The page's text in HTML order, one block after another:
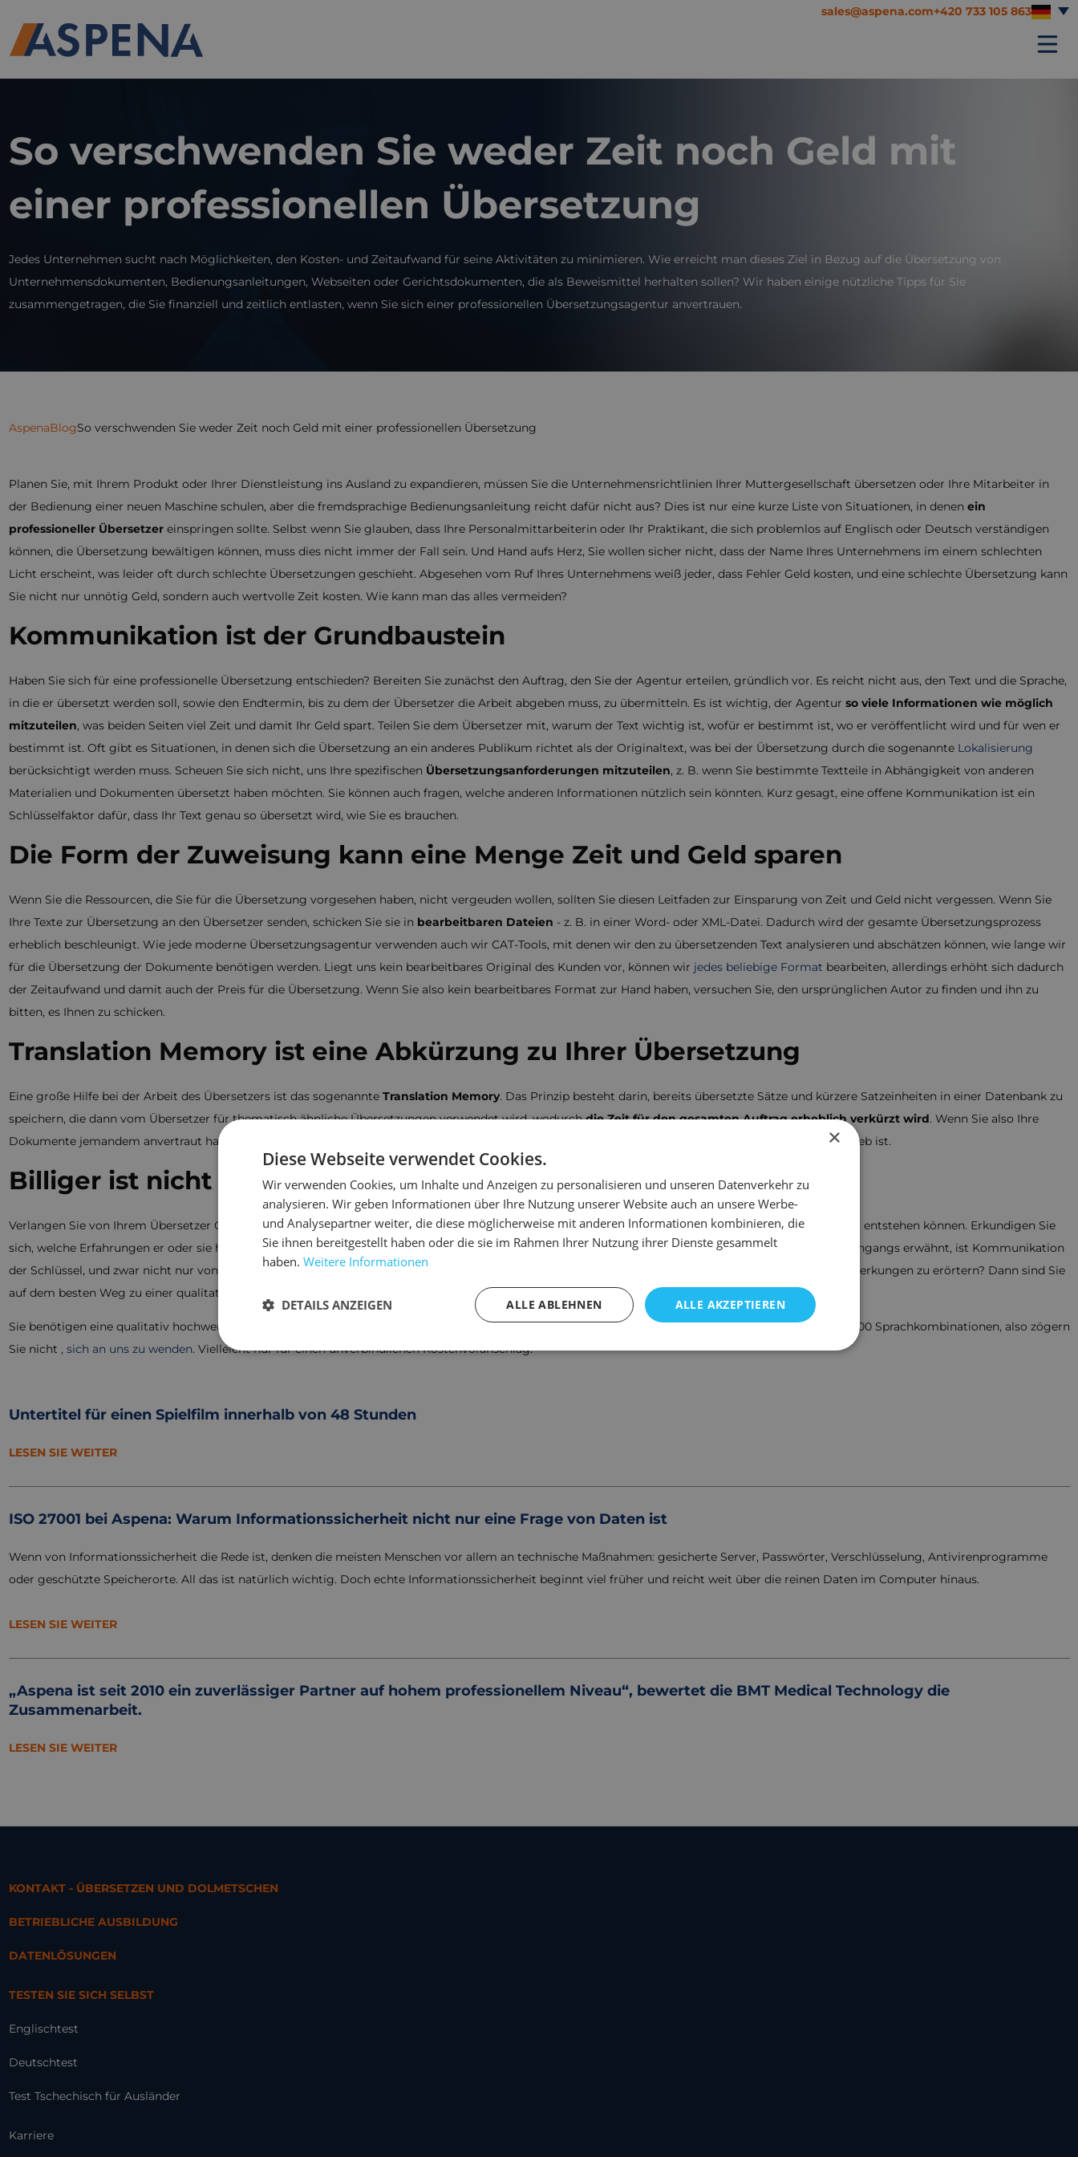
sales@aspena.com+420 733 105 863
So verschwenden Sie weder Zeit noch Geld mit
einer professionellen Übersetzung
Jedes Unternehmen sucht nach Möglichkeiten, den Kosten- und Zeitaufwand für seine Aktivitäten zu minimieren. Wie erreicht man dieses Ziel in Bezug auf die Übersetzung von
Unternehmensdokumenten, Bedienungsanleitungen, Webseiten oder Gerichtsdokumenten, die als Beweismittel herhalten sollen? Wir haben einige nützliche Tipps für Sie
zusammengetragen, die Sie finanziell und zeitlich entlasten, wenn Sie sich einer professionellen Übersetzungsagentur anvertrauen.
AspenaBlogSo verschwenden Sie weder Zeit noch Geld mit einer professionellen Übersetzung
Planen Sie, mit Ihrem Produkt oder Ihrer Dienstleistung ins Ausland zu expandieren, müssen Sie die Unternehmensrichtlinien Ihrer Muttergesellschaft übersetzen oder Ihre Mitarbeiter in
der Bedienung einer neuen Maschine schulen, aber die fremdsprachige Bedienungsanleitung reicht dafür nicht aus? Dies ist nur eine kurze Liste von Situationen, in denen ein
professioneller Übersetzereinspringen sollte. Selbst wenn Sie glauben, dass Ihre Personalmittarbeiterin oder Ihr Praktikant, die sich problemlos auf Englisch oder Deutsch verständigen
können, die Übersetzung bewältigen können, muss dies nicht immer der Fall sein. Und Hand aufs Herz, Sie wollen sicher nicht, dass der Name Ihres Unternehmens im einem schlechten
Licht erscheint, was leider oft durch schlechte Übersetzungen geschieht. Abgesehen vom Ruf Ihres Unternehmens weiß jeder, dass Fehler Geld kosten, und eine schlechte Übersetzung kann
Sie nicht nur unnötig Geld, sondern auch wertvolle Zeit kosten. Wie kann man das alles vermeiden?
Kommunikation ist der Grundbaustein
Haben Sie sich für eine professionelle Übersetzung entschieden? Bereiten Sie zunächst den Auftrag, den Sie der Agentur erteilen, gründlich vor. Es reicht nicht aus, den Text und die Sprache,
in die er übersetzt werden soll, sowie den Endtermin, bis zu dem der Übersetzer die Arbeit abgeben muss, zu übermitteln. Es ist wichtig, der Agentur so viele Informationen wie möglich
mitzuteilen, was beiden Seiten viel Zeit und damit Ihr Geld spart. Teilen Sie dem Übersetzer mit, warum der Text wichtig ist, wofür er bestimmt ist, wo er veröffentlicht wird und für wen er
bestimmt ist. Oft gibt es Situationen, in denen sich die Übersetzung an ein anderes Publikum richtet als der Originaltext, was bei der Übersetzung durch die sogenannte Lokalisierung
berücksichtigt werden muss. Scheuen Sie sich nicht, uns Ihre spezifischen Übersetzungsanforderungen mitzuteilen, z. B. wenn Sie bestimmte Textteile in Abhängigkeit von anderen
Materialien und Dokumenten übersetzt haben möchten. Sie können auch fragen, welche anderen Informationen nützlich sein könnten. Kurz gesagt, eine offene Kommunikation ist ein
Schlüsselfaktor dafür, dass Ihr Text genau so übersetzt wird, wie Sie es brauchen.
Die Form der Zuweisung kann eine Menge Zeit und Geld sparen
Wenn Sie die Ressourcen, die Sie für die Übersetzung vorgesehen haben, nicht vergeuden wollen, sollten Sie diesen Leitfaden zur Einsparung von Zeit und Geld nicht vergessen. Wenn Sie
Ihre Texte zur Übersetzung an den Übersetzer senden, schicken Sie sie in bearbeitbaren Dateien - z. B. in einer Word- oder XML-Datei. Dadurch wird der gesamte Übersetzungsprozess
erheblich beschleunigt. Wie jede moderne Übersetzungsagentur verwenden auch wir CAT-Tools, mit denen wir den zu übersetzenden Text analysieren und abschätzen können, wie lange wir
für die Übersetzung der Dokumente benötigen werden. Liegt uns kein bearbeitbares Original des Kunden vor, können wir jedes beliebige Format bearbeiten, allerdings erhöht sich dadurch
der Zeitaufwand und damit auch der Preis für die Übersetzung. Wenn Sie also kein bearbeitbares Format zur Hand haben, versuchen Sie, den ursprünglichen Autor zu finden und ihn zu
bitten, es Ihnen zu schicken.
Translation Memory ist eine Abkürzung zu Ihrer Übersetzung
Eine große Hilfe bei der Arbeit des Übersetzers ist das sogenannte Translation Memory. Das Prinzip besteht darin, bereits übersetzte Sätze und kürzere Satzeinheiten in einer Datenbank zu
speichern, die dann vom Übersetzer für thematisch ähnliche Übersetzungen verwendet wird, wodurchdie Zeit für den gesamten Auftrag erheblich verkürzt wird. Wenn Sie also Ihre
Dokumente jemandem anvertraut haben, der nicht mit diesem Tool arbeitet, werden Sie wahrscheinlich mehr für die Übersetzung bezahlen, als Ihnen lieb ist.
Billiger ist nicht gleich besser
Verlangen Sie von Ihrem Übersetzer Qualität. Nur so können Sie mögliche Verluste vermeiden, die durch eine schlechte, auch wenn billige Übersetzung, entstehen können. Erkundigen Sie
sich, welche Erfahrungen er oder sie hat, ob er oder sie Ihnen Referenzen nennen oder Ihnen einige seiner oder ihrer Übersetzungen zeigen kann. Wie eingangs erwähnt, ist Kommunikation
der Schlüssel, und zwar nicht nur von Ihrer Seite zum Übersetzer, sondern auch umgekehrt. Ist Ihr Übersetzungsanbieter bereit, Ihre Wünsche und Anmerkungen zu erörtern? Dann sind Sie
auf dem besten Weg zu einer qualitativ hochwertigen Übersetzung.
Sie benötigen eine qualitativ hochwertige Übersetzung von technischen Dokumenten, Marketingtexten oder Fachartikeln? Wir arbeiten mit mehr als 200 Sprachkombinationen, also zögern
Sie nicht , sich an uns zu wenden. Vielleicht nur für einen unverbindlichen Kostenvoranschlag.
Untertitel für einen Spielfilm innerhalb von 48 Stunden
LESEN SIE WEITER
ISO 27001 bei Aspena: Warum Informationssicherheit nicht nur eine Frage von Daten ist
Wenn von Informationssicherheit die Rede ist, denken die meisten Menschen vor allem an technische Maßnahmen: gesicherte Server, Passwörter, Verschlüsselung, Antivirenprogramme
oder geschützte Speicherorte. All das ist natürlich wichtig. Doch echte Informationssicherheit beginnt viel früher und reicht weit über die reinen Daten im Computer hinaus.
LESEN SIE WEITER
„Aspena ist seit 2010 ein zuverlässiger Partner auf hohem professionellem Niveau“, bewertet die BMT Medical Technology die
Zusammenarbeit.
LESEN SIE WEITER
KONTAKT - ÜBERSETZEN UND DOLMETSCHEN
BETRIEBLICHE AUSBILDUNG
DATENLÖSUNGEN
TESTEN SIE SICH SELBST
Englischtest
Deutschtest
Test Tschechisch für Ausländer
Karriere
×
Diese Webseite verwendet Cookies.
Wir verwenden Cookies, um Inhalte und Anzeigen zu personalisieren und unseren Datenverkehr zu
analysieren. Wir geben Informationen über Ihre Nutzung unserer Website auch an unsere Werbe-
und Analysepartner weiter, die diese möglicherweise mit anderen Informationen kombinieren, die
Sie ihnen bereitgestellt haben oder die sie im Rahmen Ihrer Nutzung ihrer Dienste gesammelt
haben. Weitere Informationen
ALLE AKZEPTIEREN
ALLE ABLEHNEN
DETAILS ANZEIGEN